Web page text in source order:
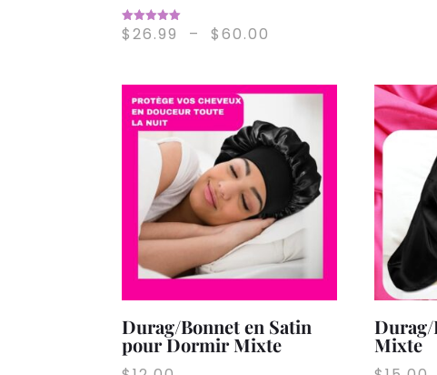
Note
5.00
$26.99 – $60.00
prix :
à
$60.00
Durag/Bonnet en Satin
pour Dormir Mixte Mixte